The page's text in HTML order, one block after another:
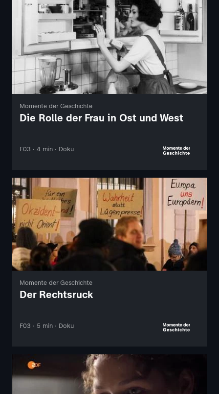
Momente der Geschichte
Die Rolle der Frau in Ost und West
F03 · 4 min · Doku
Momente der Geschichte
Der Rechtsruck
F03 · 5 min · Doku